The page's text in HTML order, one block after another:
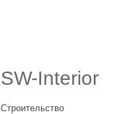
SW-Interior
Строительство